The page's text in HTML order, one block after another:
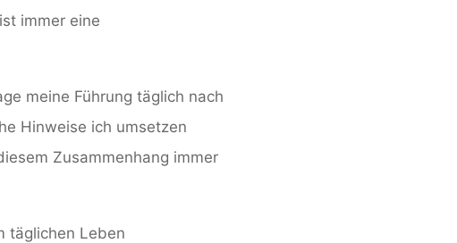
immer eine
meine Führung täglich nach
Hinweise ich umsetzen
Zusammenhang immer
täglichen Leben